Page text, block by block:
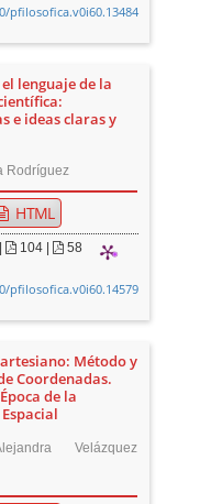
pfilosofica.v0i60.13484
lenguaje de la
e ideas claras y
Rodríguez
HTML
104 | 58
pfilosofica.v0i60.14579
Método y
Coordenadas.
de la
Velázquez